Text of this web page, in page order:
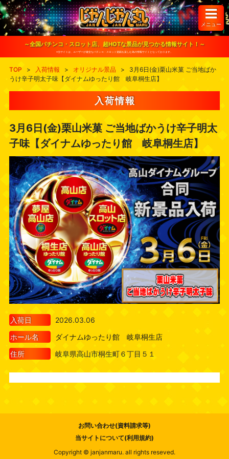
S
k
i
o
メニュー
～全国パチンコ・スロット店、超HOTな景品が見つかる情報サイト！～
※当サイトは、ユーザーが健全なパチンコ・スロット遊戯を楽しむ為の情報サイトとなっております。
TOP > 入荷情報 > オリジナル景品 >
3月6日(金)栗山米菓 ご当地ばか
うけ辛子明太子味【ダイナムゆったり館 岐阜桐生店】
入荷情報
3月6日(金)栗山米菓 ご当地ばかうけ辛子明太
子味【ダイナムゆったり館 岐阜桐生店】
入荷日
2026.03.06
ホール名
ダイナムゆったり館 岐阜桐生店
住所
岐阜県高山市桐生町６丁目５１
お問い合わせ(資料請求等)
当サイトについて(利用規約)
Copyright © janjanmaru. all rights reseved.